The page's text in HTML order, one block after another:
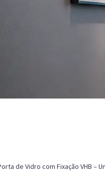
de Vidro com Fixação VHB –